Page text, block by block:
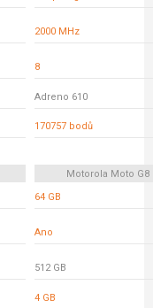
2000 MHz
8
Adreno 610
170757 bodů
Motorola Moto G8
64 GB
Ano
512 GB
4 GB